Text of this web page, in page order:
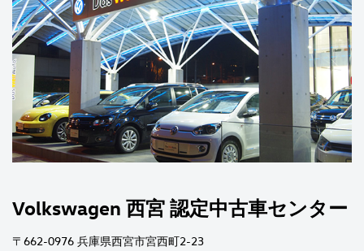
Volkswagen 西宮 認定中古車センター
〒662-0976 兵庫県西宮市宮西町2-23